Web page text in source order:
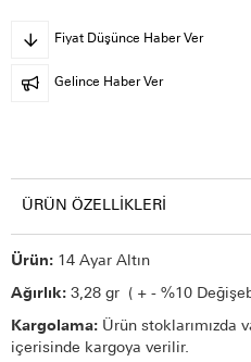
Fiyat Düşünce Haber Ver
Gelince Haber Ver
ÜRÜN ÖZELLIKLERI
Ürün: 14 Ayar Altın
Ağırlık: 3,28 gr ( + - %10
Kargolama: Ürün stoklarımızda
içerisinde kargoya verilir.